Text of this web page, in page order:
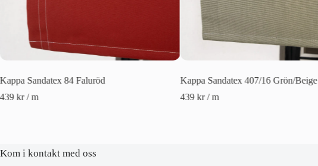
Kappa Sandatex 84 Faluröd
439 kr / m
Kappa Sandatex 407/16 Grön/Beige
439 kr / m
Kom i kontakt med oss